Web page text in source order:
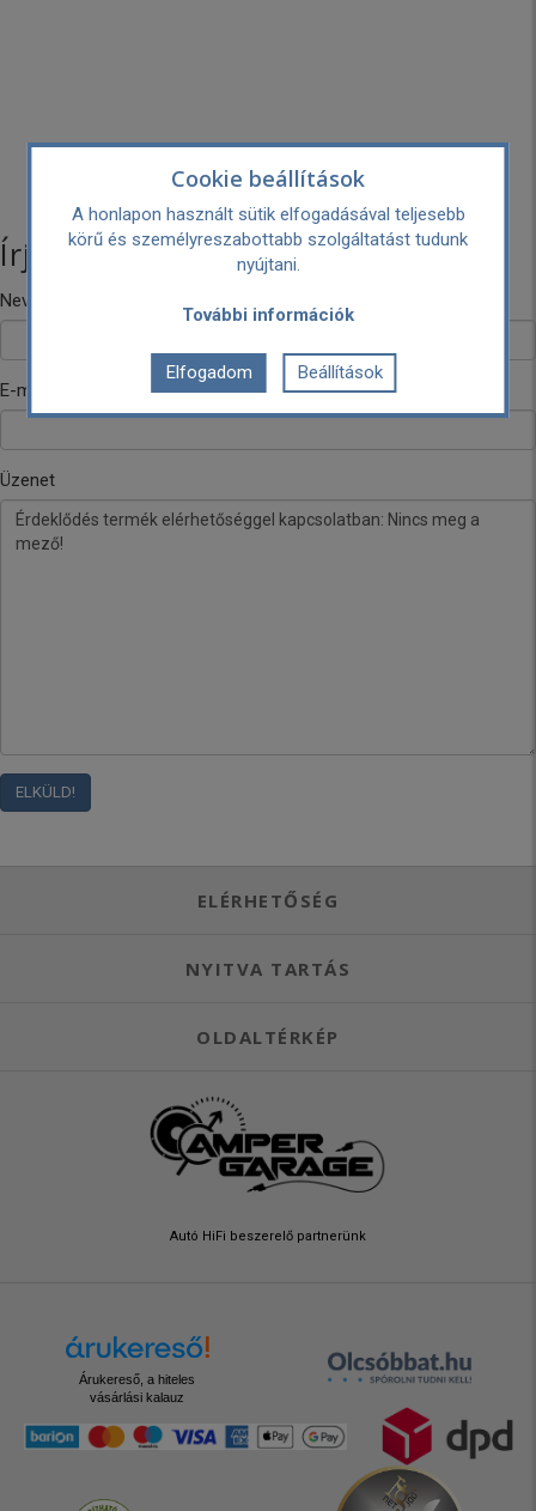
Írj nekünk!
Neved
E-mail címed
Üzenet
ELÉRHETŐSÉG
NYITVA TARTÁS
OLDALTÉRKÉP
Autó HiFi beszerelő partnerünk
Árukereső, a hiteles
vásárlási kalauz
Cookie beállítások
A honlapon használt sütik elfogadásával teljesebb
körű és személyreszabottabb szolgáltatást tudunk
nyújtani.
További információk
Elfogadom Beállítások